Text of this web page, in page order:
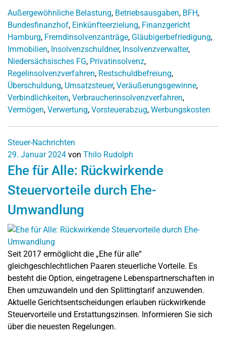
Außergewöhnliche Belastung, Betriebsausgaben, BFH,
Bundesfinanzhof, Einkünfteerzielung, Finanzgericht
Hamburg, Fremdinsolvenzanträge, Gläubigerbefriedigung,
Immobilien, Insolvenzschuldner, Insolvenzverwalter,
Niedersächsisches FG, Privatinsolvenz,
Regelinsolvenzverfahren, Restschuldbefreiung,
Überschuldung, Umsatzsteuer, Veräußerungsgewinne,
Verbindlichkeiten, Verbraucherinsolvenzverfahren,
Vermögen, Verwertung, Vorsteuerabzug, Werbungskosten
Steuer-Nachrichten
29. Januar 2024 von Thilo Rudolph
Ehe für Alle: Rückwirkende
Steuervorteile durch Ehe-
Umwandlung
Seit 2017 ermöglicht die „Ehe für alle“
gleichgeschlechtlichen Paaren steuerliche Vorteile. Es
besteht die Option, eingetragene Lebenspartnerschaften in
Ehen umzuwandeln und den Splittingtarif anzuwenden.
Aktuelle Gerichtsentscheidungen erlauben rückwirkende
Steuervorteile und Erstattungszinsen. Informieren Sie sich
über die neuesten Regelungen.